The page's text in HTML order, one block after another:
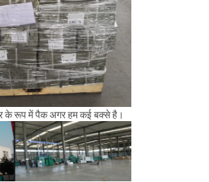
के रूप में पैक अगर हम कई बक्से है।